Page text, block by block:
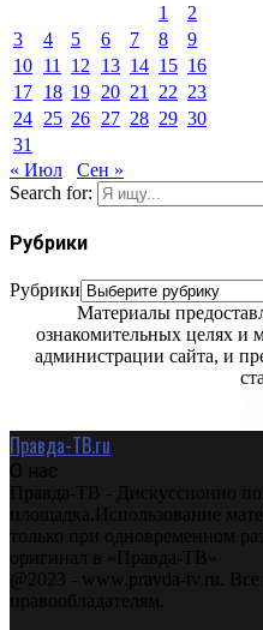
1
2
3
4 5 6 7 8
9
10 11 12 13 14 15 16
17 18 19 20 21 22 23
24 25 26 27 28 29 30
31
« Июл
Сен »
Search for:
Рубрики
Рубрики
Материалы
ознакомительных целях и
администрации сайта, и
Правда-ТВ.ru
О нас
Правда-ТВ - Дискуссионно
площадка.Использование
только при одновременном
оригинал в «Правда-ТВ»
@2023 - www.pravda-tv.ru.
правообладателям.